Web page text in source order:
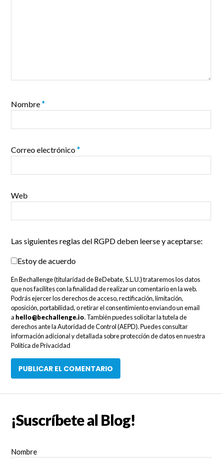
Nombre*
Correo electrónico*
Web
Las siguientes reglas del RGPD deben leerse y aceptarse:
Estoy de acuerdo
En Bechallenge (titularidad de BeDebate, S.L.U.) trataremos los datos
que nos facilites con la finalidad de realizar un comentario en la web.
Podrás ejercer los derechos de acceso, rectificación, limitación,
oposición, portabilidad, o retirar el consentimiento enviando un email
a hello@bechallenge.io. También puedes solicitar la tutela de
derechos ante la Autoridad de Control (AEPD). Puedes consultar
información adicional y detallada sobre protección de datos en nuestra
Política de Privacidad
¡Suscríbete al Blog!
Nombre